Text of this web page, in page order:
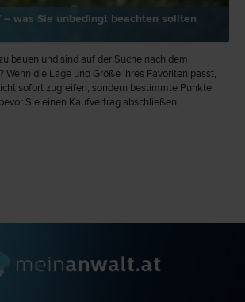
– was Sie unbedingt beachten sollten
bauen und sind auf der Suche nach dem
Wenn die Lage und Größe Ihres Favoriten passt,
sofort zugreifen, sondern bestimmte Punkte
Sie einen Kaufvertrag abschließen.
und der Flächenwidmungsplan sollten